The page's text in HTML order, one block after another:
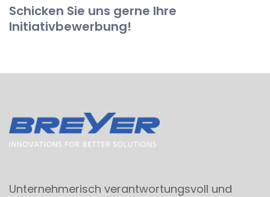
Schicken Sie uns gerne Ihre
Initiativbewerbung!
Unternehmerisch verantwortungsvoll und